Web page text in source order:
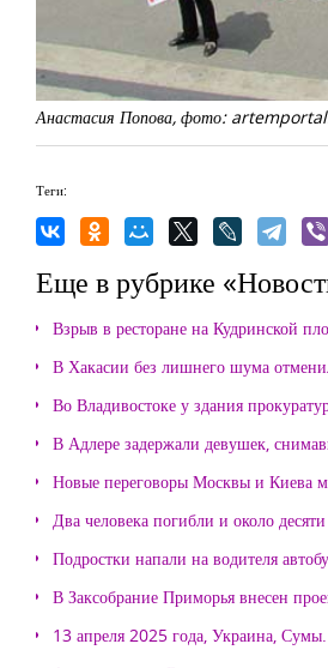
Анастасия Попова, фото:
Теги:
Еще в рубрике
Взрыв в ресторане на Кудринской
В Хакасии без лишнего шума
Во Владивостоке у здания
В Адлере задержали девушек,
Новые переговоры Москвы и Киева
Два человека погибли и около
Подростки напали на водителя
В Заксобрание Приморья внесен
13 апреля 2025 года, Украина, Сумы.